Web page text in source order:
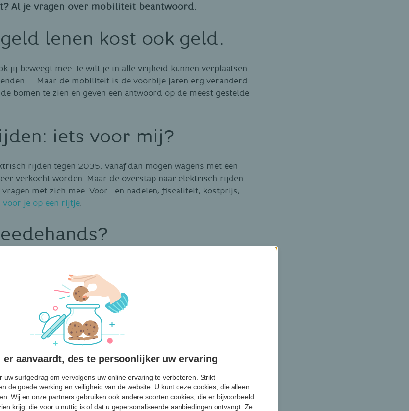
Al je vragen over mobiliteit beantwoord.
lenen kost ook geld.
jij beweegt mee. Je wilt je in alle vrijheid kunnen verplaatsen
… Maar de mobiliteit is de voorbije jaren erg veranderd.
bomen te zien en geven een antwoord op de meest gestelde
iets voor mij?
rijden tegen 2035. Vanaf dan mogen wagens met een
verkocht worden. Maar de overstap naar elektrisch rijden
met zich mee. Voor- en nadelen, fiscaliteit, kostprijs,
voor je op een rijtje
de keuze tussen nieuw en tweedehands. Wil je zelf je favoriete
je vooral een betaalbare auto die snel beschikbaar is? Lijst
en tweedehandsauto’s
op voor je een beslissing neemt.
CarSelect, een online platform van partner BNP Paribas Fortis,
en betrouwbare tweedehands- en stockwagens met minimaal
mobiliteit?
er aanvaardt, des te persoonlijker uw ervaring
uw surfgedrag om vervolgens uw online ervaring te verbeteren. Strikt
de goede werking en veiligheid van de website. U kunt deze cookies, die alleen
Wij en onze partners gebruiken ook andere soorten cookies, die er bijvoorbeeld
krijgt die voor u nuttig is of dat u gepersonaliseerde aanbiedingen ontvangt. Ze